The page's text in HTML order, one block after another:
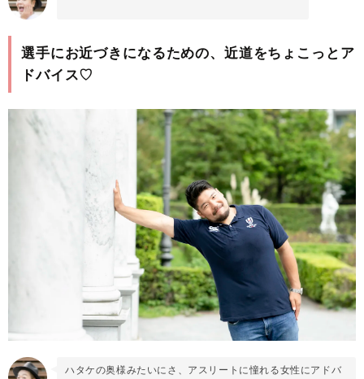
選手にお近づきになるための、近道をちょこっとア
ドバイス♡
ハタケの奥様みたいにさ、アスリートに憧れる女性にアドバ